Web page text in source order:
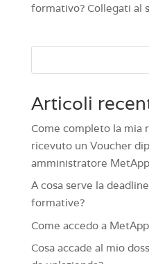
formativo? Collegati al
Articoli
Come completo la mia
ricevuto un Voucher
amministratore
A cosa serve la
formative?
Come accedo a
Cosa accade al mio